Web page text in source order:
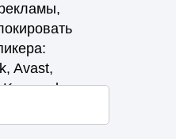
Avast,